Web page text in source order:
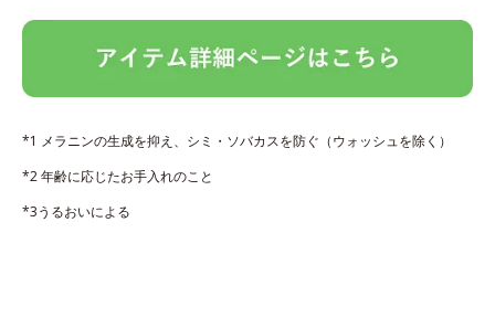
*1 メラニンの生成を抑え、シミ・ソバカスを防ぐ（ウォッシュを除く）
*2 年齢に応じたお手入れのこと
*3うるおいによる